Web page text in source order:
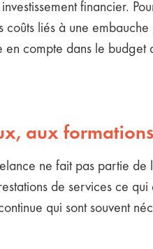
financier.
liés à une
compte dans le budget
aux
ne fait pas partie
de services ce
qui sont souvent